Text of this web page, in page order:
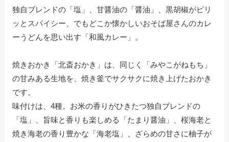
独自ブレンドの「塩」、甘醤油の「醤油」、黒胡椒がピリ
ッとスパイシー、でもどこか懐かしいおそば屋さんのカレ
ーうどんを思い出す「和風カレー」。
焼きおかき「北斎おかき」は、同じく「みやこがねもち」
の甘みある生地を、焼き釜でサクサクに焼き上げたおかき
です。
味付けは、4種。お米の香りがひきたつ独自ブレンドの
「塩」、旨味と香りも楽しめる「たまり醤油」、桜海老と
焼き海老の香り豊かな「海老塩」、ざらめの甘さに柚子が